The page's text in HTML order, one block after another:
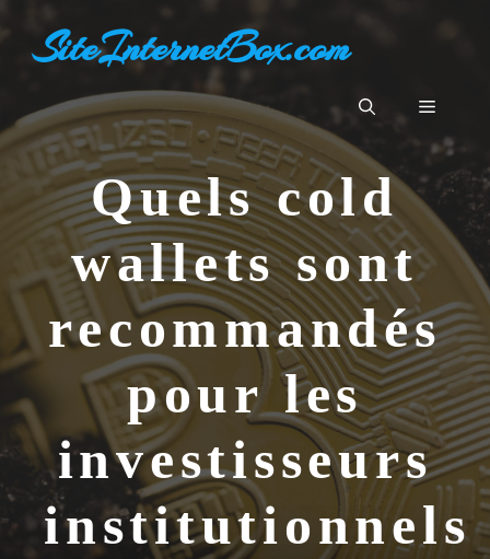
au
contenuSiteInternetBox.com
Menu
Quels cold
wallets sont
recommandés
pour les
investisseurs
institutionnels